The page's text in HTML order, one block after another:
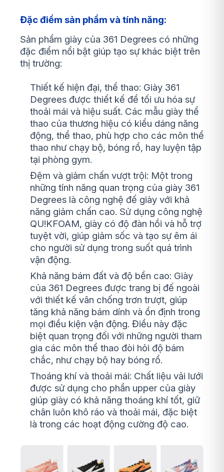
Đặc điểm sản phẩm và tính năng:
Sản phẩm giày của 361 Degrees có những
đặc điểm nổi bật giúp tạo sự khác biệt trên
thị trường:
Thiết kế hiện đại, thể thao: Giày 361
Degrees được thiết kế để tối ưu hóa sự
thoải mái và hiệu suất. Các mẫu giày thể
thao của thương hiệu có kiểu dáng năng
động, thể thao, phù hợp cho các môn thể
thao như chạy bộ, bóng rổ, hay luyện tập
tại phòng gym.
Đệm và giảm chấn vượt trội: Một trong
những tính năng quan trọng của giày 361
Degrees là công nghệ đế giày với khả
năng giảm chấn cao. Sử dụng công nghệ
QU!KFOAM, giày có độ đàn hồi và hỗ trợ
tuyệt vời, giúp giảm sốc và tạo sự êm ái
cho người sử dụng trong suốt quá trình
vận động.
Khả năng bám đất và độ bền cao: Giày
của 361 Degrees được trang bị đế ngoài
với thiết kế vân chống trơn trượt, giúp
tăng khả năng bám dính và ổn định trong
mọi điều kiện vận động. Điều này đặc
biệt quan trọng đối với những người tham
gia các môn thể thao đòi hỏi độ bám
chắc, như chạy bộ hay bóng rổ.
Thoáng khí và thoải mái: Chất liệu vải lưới
được sử dụng cho phần upper của giày
giúp giày có khả năng thoáng khí tốt, giữ
chân luôn khô ráo và thoải mái, đặc biệt
là trong các hoạt động cường độ cao.